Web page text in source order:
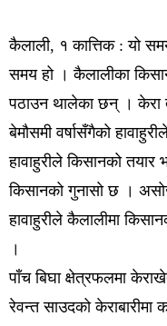
कैलाली, १ कात्तिक : यो
समय हो । कैलालीका
पठाउन थालेका छन् । केरा
बेमौसमी वर्षासँगैको
हावाहुरीले किसानको तयार
किसानको गुनासो छ ।
हावाहुरीले कैलालीमा
।
पाँच बिघा क्षेत्रफलमा
रेवन्त साउदको केराबारीमा